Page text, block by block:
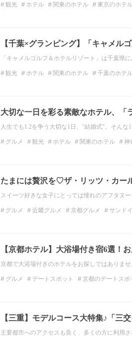
観光 ホテル 関東のホテル 東京のホテ
【千葉×グランピング】「キャメル
「キャメルゴルフ＆ホテルリゾート」は千葉県
観光 ホテル 関東のホテル 千葉のホテ
大切な一日を彩る素敵なホテル、
人生でも1.2を争う大切な1日、"結婚式"。そん
グルメ 観光 ホテル 関東のホテル 神
たまには贅沢を♡ザ・リッツ・カー
スイーツ好きな女子にとっては憧れのアフタヌ
グルメ 近畿グルメ 京都グルメ サンド
【京都ホテル】大浴場付き宿6選！
京都で大浴場付きのホテルをお探しではありま
グルメ デートスポット 京都のデートスポ
【三重】モデルコース大特集♪「三
主要都市へのアクセスも良く、多くの方に利用